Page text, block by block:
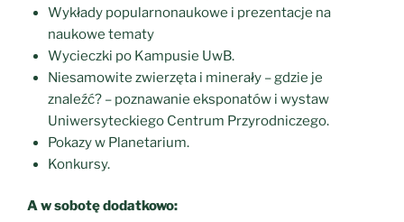
Wykłady popularnonaukowe i prezentacje na
naukowe tematy
Wycieczki po Kampusie UwB.
Niesamowite zwierzęta i minerały – gdzie je
znaleźć? – poznawanie eksponatów i wystaw
Uniwersyteckiego Centrum Przyrodniczego.
Pokazy w Planetarium.
Konkursy.
A w sobotę dodatkowo: